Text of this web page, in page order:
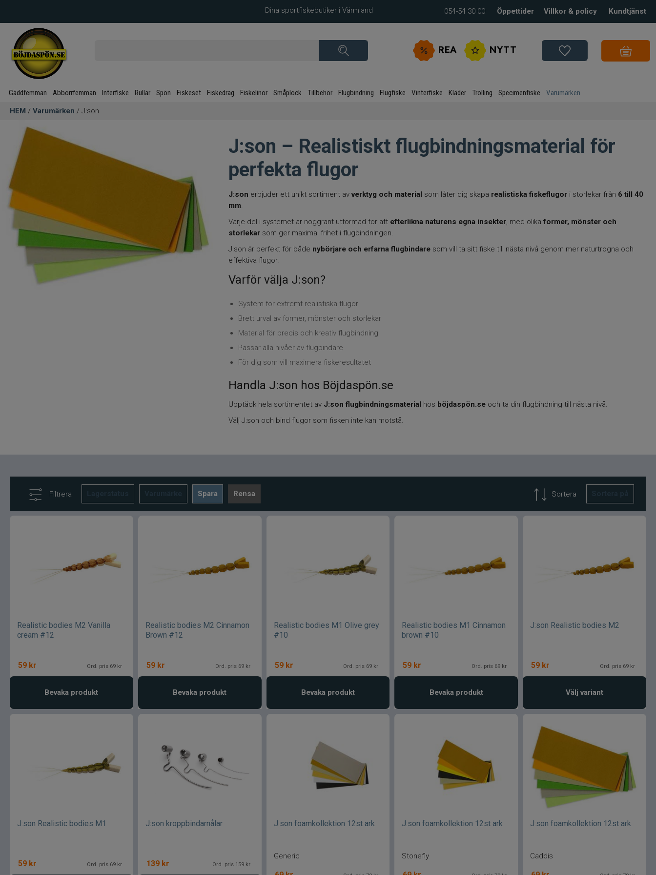
Dina sportfiskebutiker i Värmland 054-54 30 00 Öppettider Villkor & policy Kundtjänst
REA NYTT
Gäddfemman Abborrfemman Interfiske Rullar Spön Fiskeset Fiskedrag Fiskelinor Småplock Tillbehör Flugbindning Flugfiske Vinterfiske Kläder Trolling Specimenfiske Varumärken
HEM / Varumärken / J:son
J:son – Realistiskt flugbindningsmaterial för
perfekta flugor
J:son erbjuder ett unikt sortiment av verktyg och material som låter dig skapa realistiska fiskeflugori storlekar från 6 till 40
mm.
Varje del i systemet är noggrant utformad för att efterlikna naturens egna insekter, med olika former, mönster och
storlekarsom ger maximal frihet i flugbindningen.
J:son är perfekt för både nybörjare och erfarna flugbindaresom vill ta sitt fiske till nästa nivå genom mer naturtrogna och
effektiva flugor.
Varför välja J:son?
System för extremt realistiska flugor
Brett urval av former, mönster och storlekar
Material för precis och kreativ flugbindning
Passar alla nivåer av flugbindare
För dig som vill maximera fiskeresultatet
Handla J:son hos Böjdaspön.se
Upptäck hela sortimentet av J:son flugbindningsmaterial hos böjdaspön.seoch ta din flugbindning till nästa nivå.
Välj J:son och bind flugor som fisken inte kan motstå.
Filtrera Spara Rensa Sortera
Realistic bodies M2 Vanilla
cream #12
59 kr Ord. pris 69 kr
Bevaka produkt
Realistic bodies M2 Cinnamon
Brown #12
59 kr Ord. pris 69 kr
Bevaka produkt
Realistic bodies M1 Olive grey
#10
59 kr Ord. pris 69 kr
Bevaka produkt
Realistic bodies M1 Cinnamon
brown #10
59 kr Ord. pris 69 kr
Bevaka produkt
J:son Realistic bodies M2
59 kr Ord. pris 69 kr
Välj variant
J:son Realistic bodies M1
59 kr Ord. pris 69 kr
J:son kroppbindarnålar
139 kr Ord. pris 159 kr
J:son foamkollektion 12st ark
Generic
J:son foamkollektion 12st ark
Stonefly
J:son foamkollektion 12st ark
Caddis